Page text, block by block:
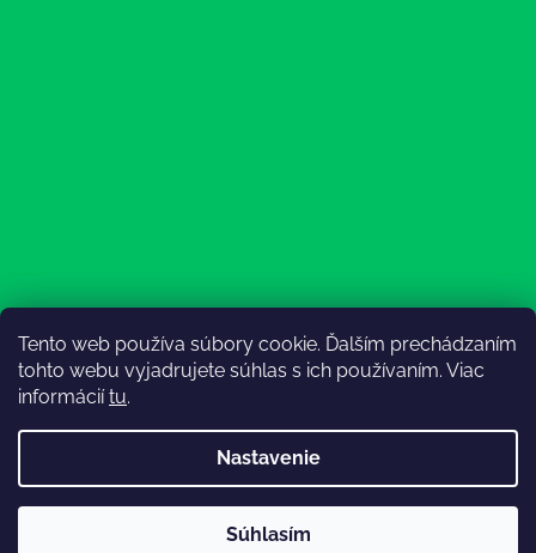
Tento web používa súbory cookie. Ďalším prechádzaním
tohto webu vyjadrujete súhlas s ich používaním. Viac
informáciítu.
Nastavenie
Súhlasím
nedostupná (na email reagujeme nonstop), expedícia ako
Sledovať na Instagrame